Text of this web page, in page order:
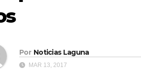
Por Noticias Laguna
MAR 13, 2017